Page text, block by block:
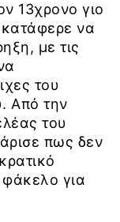
13χρονο γιο
να
με τις
του
Από την
του
πως δεν
για